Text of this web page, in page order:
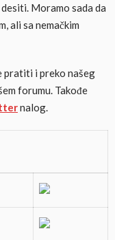
Moramo sada da
ali sa nemačkim
pratiti i preko našeg
forumu. Takođe
nalog.